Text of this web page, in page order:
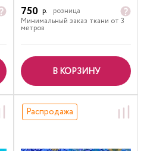
750 р.
розница
Минимальный заказ ткани от 3
метров
В КОРЗИНУ
Распродажа